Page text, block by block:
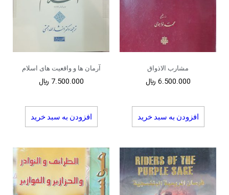
مشارب الاذواق
6.500.000 ﷼
افزودن به سبد خرید
آرمان ها و واقعیت های اسلام
7.500.000 ﷼
افزودن به سبد خرید